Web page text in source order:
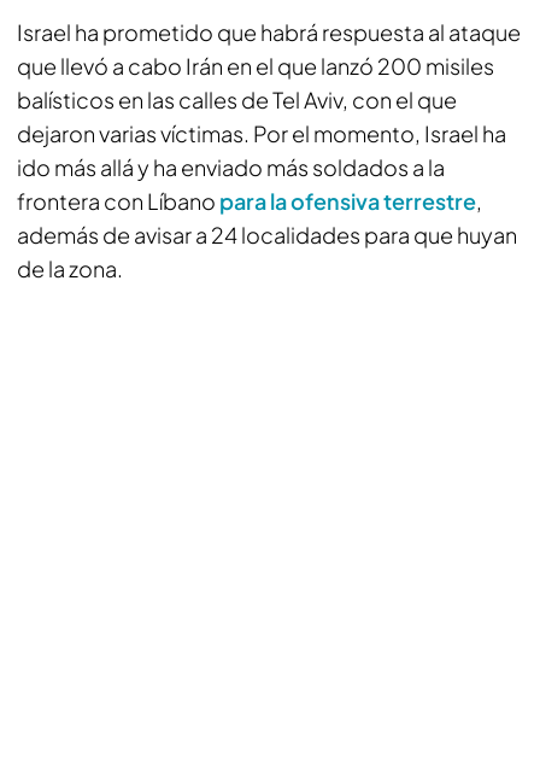
Israel ha prometido que habrá respuesta al ataque
que llevó a cabo Irán en el que lanzó 200 misiles
balísticos en las calles de Tel Aviv, con el que
dejaron varias víctimas. Por el momento, Israel ha
ido más allá y ha enviado más soldados a la
frontera con Líbano para la ofensiva terrestre,
además de avisar a 24 localidades para que huyan
de la zona.